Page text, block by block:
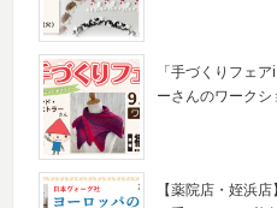
「手づくりフェ
ーさんのワークシ
【薬院店・姪浜